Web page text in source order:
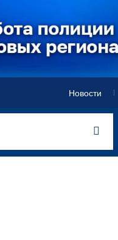
Новости